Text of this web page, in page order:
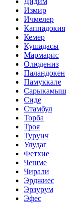
Измир
Ичмелер
Каппадокия
Кемер
Кушадасы
Мармарис
Олюдениз
Паландокен
Памуккале
Сарыкамыш
Сиде
Стамбул
Торба
Троя
Турунч
Улудаг
Фетхие
Чешме
Чирали
Эрджиес
Эрзурум
Эфес